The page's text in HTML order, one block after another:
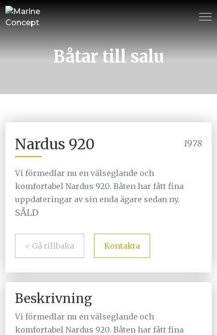
Båtar till salu
Nardus 920 1978
Vi förmedlar nu en välseglande och
komfortabel Nardus 920. Båten har fått fina
uppdateringar av sin enda ägare sedan ny.
SÅLD
< Gå tillbaka Kontakta
Beskrivning
Vi förmedlar nu en välseglande och
komfortabel Nardus 920. Båten har fått fina